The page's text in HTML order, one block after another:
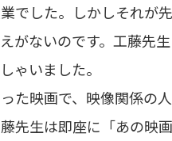
でした。しかしそれが
がないのです。工藤先
ゃいました。
た映画で、映像関係の
先生は即座に「あの映